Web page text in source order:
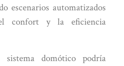
escenarios automatizados
confort y la eficiencia
domótico podría